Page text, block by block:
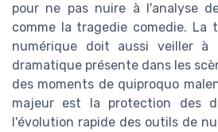
pour ne pas nuire à l'analyse
comme la tragedie comedie. La
numérique doit aussi veiller à
dramatique présente dans les
des moments de quiproquo
majeur est la protection des
l'évolution rapide des outils de